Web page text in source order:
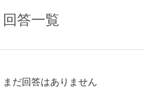
回答一覧
まだ回答はありません